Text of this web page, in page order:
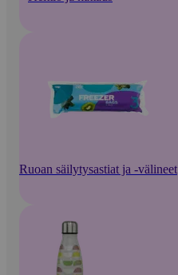
Ruoan säilytysastiat ja -välineet